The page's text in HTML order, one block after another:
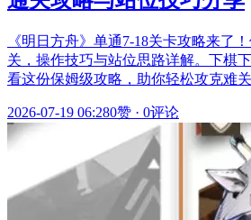
《明日方舟》单通7-18关卡攻略来了
关，操作技巧与站位思路详解。下棋
看这份保姆级攻略，助你轻松攻克难
2026-07-19 06:280赞 · 0评论